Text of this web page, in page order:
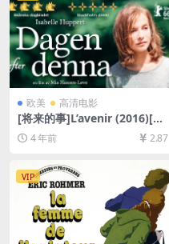
欧美 高清电影
[将来的事]L’avenir (2016)[百
度网盘+迅雷云盘资源1080P
超清未删减][MP4/6GB][中文
4 年前 2.87
VIP